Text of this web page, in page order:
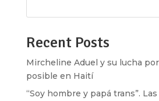
Recent Posts
Mircheline Aduel y su lucha
posible en Haití
“Soy hombre y papá trans”.